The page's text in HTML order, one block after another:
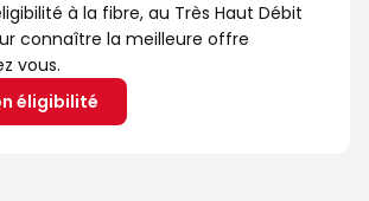
à la fibre, au Très Haut Débit
connaître la meilleure offre
vous.
éligibilité